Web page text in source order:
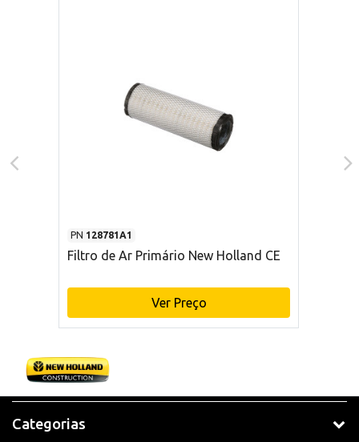
PN 128781A1
Filtro de Ar Primário New Holland CE
Ver Preço
Categorias